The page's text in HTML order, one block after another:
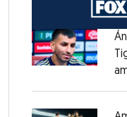
Opens in new